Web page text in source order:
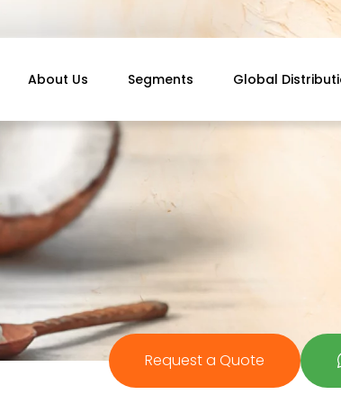
About Us Segments Global
Request a Quote